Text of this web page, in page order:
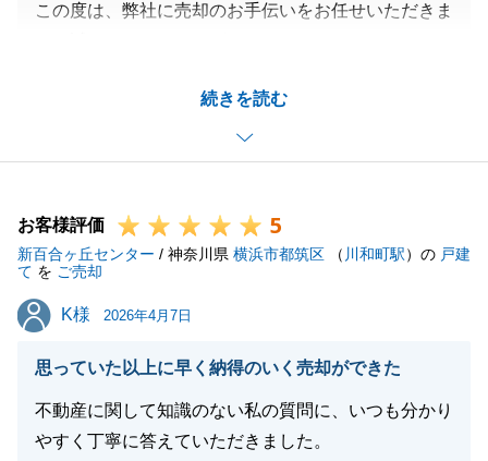
続きを読む
この度は、弊社に売却のお手伝いをお任せいただきま
今後ともご不明点等ございましたらお気軽にお申し付
けください。
閉じる
お客様評価 5
新百合ヶ丘センター / 神奈川県 横浜市都筑区 （ 川和町駅）の 戸建
て を ご売却
K様
K様 2026年4月7日
思っていた以上に早く納得のいく売却ができた
不動産に関して知識のない私の質問に、いつも分かり
やすく丁寧に答えていただきました。